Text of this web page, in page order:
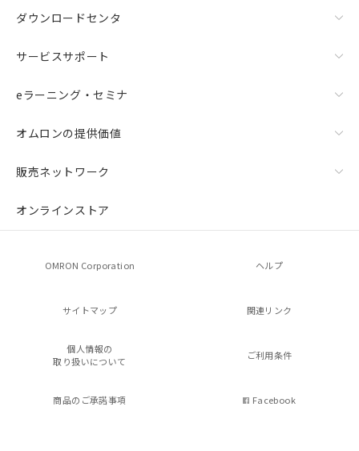
ダウンロードセンタ
サービスサポート
eラーニング・セミナ
オムロンの提供価値
販売ネットワーク
オンラインストア
OMRON Corporation ヘルプ
サイトマップ 関連リンク
個人情報の
取り扱いについて
ご利用条件
商品のご承諾事項 Facebook